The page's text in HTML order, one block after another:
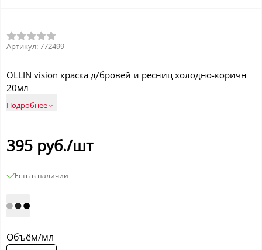
Артикул:772499
OLLIN vision краска д/бровей и ресниц холодно-коричн
20мл
Подробнее
395 руб./шт
Есть в наличии
Объём/мл